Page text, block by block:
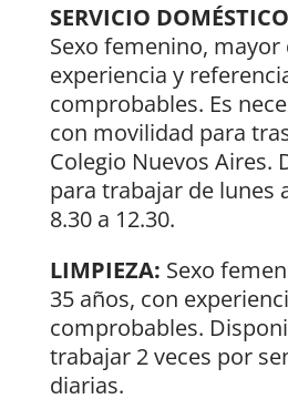
SERVICIO
Sexo femenino, mayor
experiencia y
comprobables. Es
con movilidad para
Colegio Nuevos Aires.
para trabajar de lunes
8.30 a 12.30.
LIMPIEZA: Sexo
35 años, con
comprobables.
trabajar 2 veces por
diarias.